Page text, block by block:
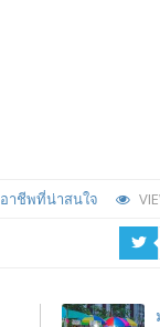
อาชีพที่น่าสนใจ
a